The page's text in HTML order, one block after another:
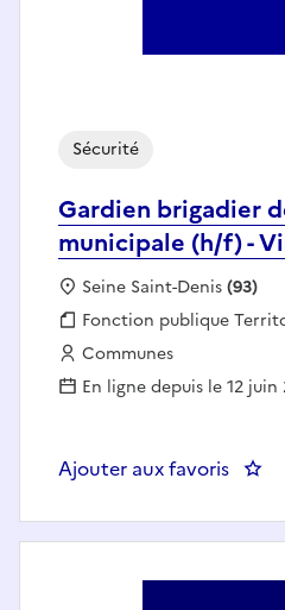
Gardien brigadier
municipale (h/f) -
Sécurité
Localisation :
Seine Saint-Denis(93)
Fonction publique :
Fonction publique
Employeur :
Communes
En ligne depuis le 12 juin
Ajouter aux favoris :